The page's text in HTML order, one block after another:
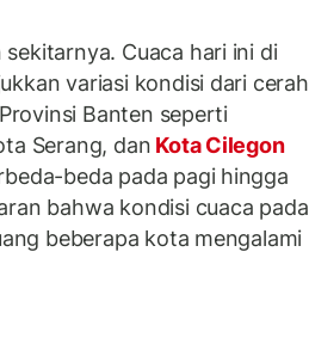
sekitarnya. Cuaca hari ini di
variasi kondisi dari cerah
Banten seperti
Serang, dan Kota Cilegon
beda pada pagi hingga
bahwa kondisi cuaca pada
beberapa kota mengalami